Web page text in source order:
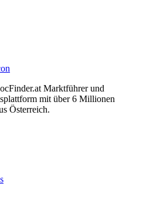
Marktführer und
mit über 6 Millionen
Österreich.